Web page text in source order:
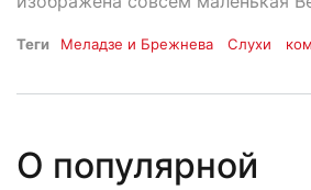
Теги Меладзе и Брежнева Слухи
О популярной